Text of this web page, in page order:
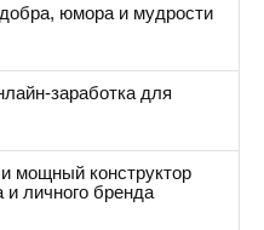
юмора и мудрости
заработка для
мощный конструктор
и личного бренда